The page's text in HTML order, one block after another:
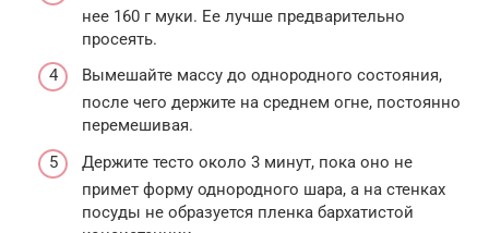
нее 160 г муки. Ее лучше предварительно
просеять.
Вымешайте массу до однородного состояния,
после чего держите на среднем огне, постоянно
перемешивая.
Держите тесто около 3 минут, пока оно не
примет форму однородного шара, а на стенках
посуды не образуется пленка бархатистой